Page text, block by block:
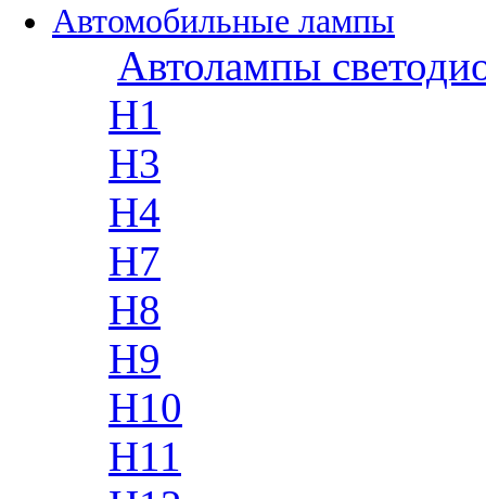
Автомобильные лампы
Автолампы
H1
H3
H4
H7
H8
H9
H10
H11